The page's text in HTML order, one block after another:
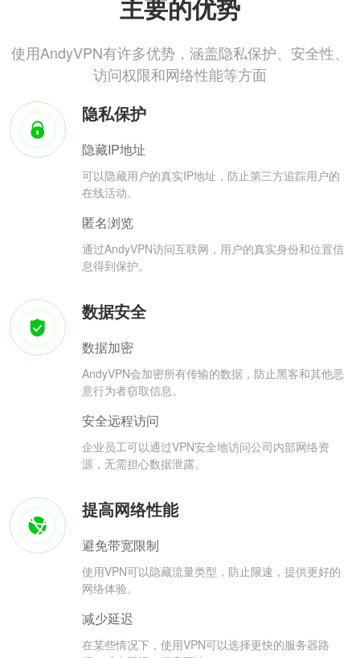
主要的优势
使用AndyVPN有许多优势，涵盖隐私保护、安全性、
访问权限和网络性能等方面
隐私保护
隐藏IP地址
可以隐藏用户的真实IP地址，防止第三方追踪用户的
在线活动。
匿名浏览
通过AndyVPN访问互联网，用户的真实身份和位置信
息得到保护。
数据安全
数据加密
AndyVPN会加密所有传输的数据，防止黑客和其他恶
意行为者窃取信息。
安全远程访问
企业员工可以通过VPN安全地访问公司内部网络资
源，无需担心数据泄露。
提高网络性能
避免带宽限制
使用VPN可以隐藏流量类型，防止限速，提供更好的
网络体验。
减少延迟
在某些情况下，使用VPN可以选择更快的服务器路